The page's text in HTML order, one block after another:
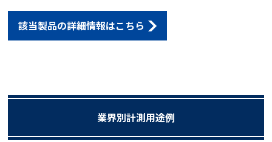
該当製品の詳細情報はこちら
業界別計測用途例